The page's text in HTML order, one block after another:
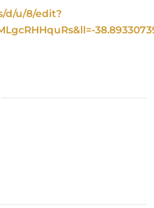
d/u/8/edit?